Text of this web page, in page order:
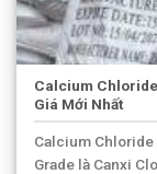
Calcium
Giá Mới Nhất
Calcium Chloride
Grade là Canxi